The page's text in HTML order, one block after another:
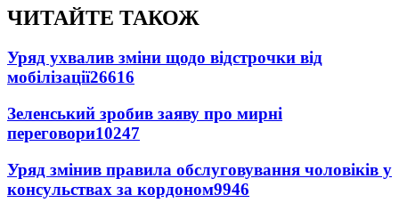
ЧИТАЙТЕ ТАКОЖ
Уряд ухвалив зміни щодо відстрочки від
мобілізації26616
Зеленський зробив заяву про мирні
переговори10247
Уряд змінив правила обслуговування чоловіків у
консульствах за кордоном9946